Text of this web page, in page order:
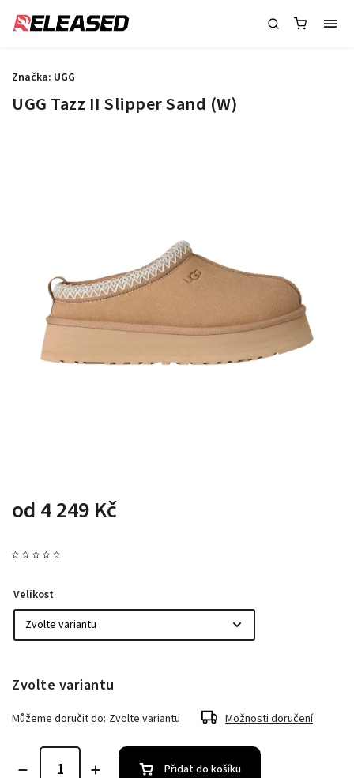
UGG Tazz II Slipper Sand (W)
od 4 249 Kč
Značka: UGG
Velikost
Zvolte variantu
Můžeme doručit do: Zvolte variantu Možnosti doručení
Přidat do košíku